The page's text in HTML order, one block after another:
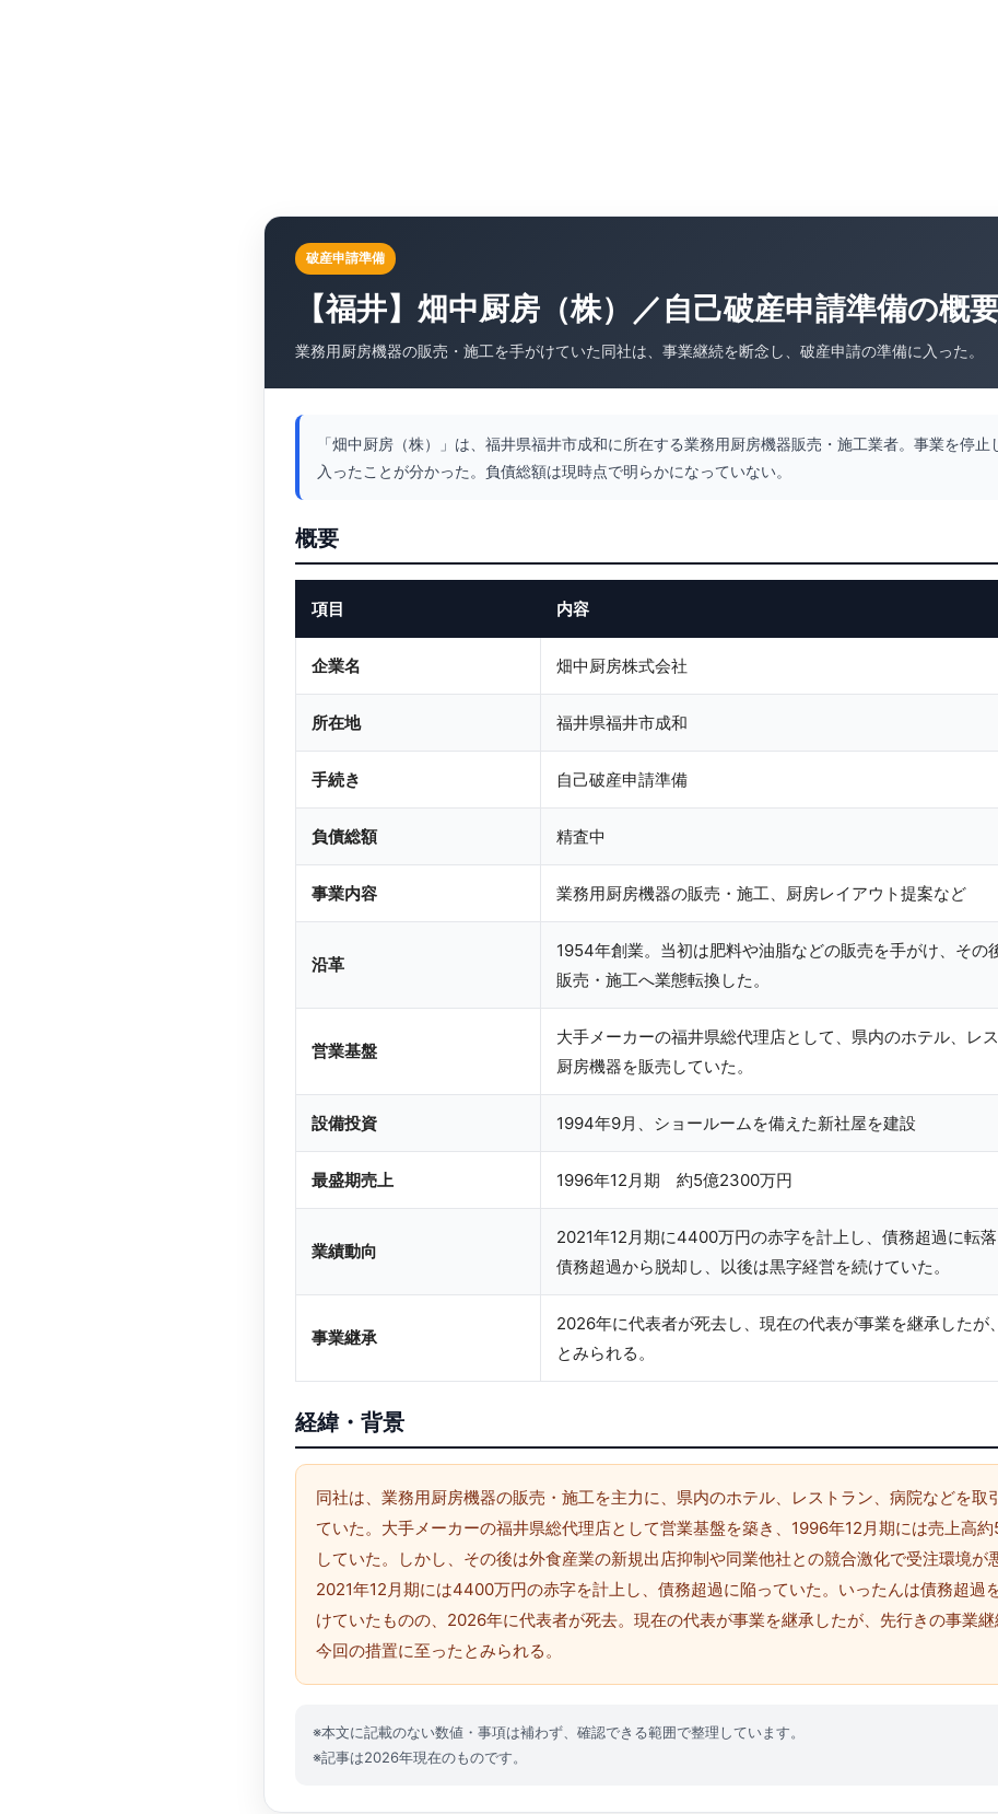
破産申請準備
【福井】畑中厨房（株）／自己破産申請準備の概
業務用厨房機器の販売・施工を手がけていた同社は、事業継続を断念し、破産申請の準備に入った。
「畑中厨房（株）」は、福井県福井市成和に所在する業務用厨房機器販売・施工業者。事業を停止
入ったことが分かった。負債総額は現時点で明らかになっていない。
概要
項目 内容
企業名 畑中厨房株式会社
所在地 福井県福井市成和
手続き 自己破産申請準備
負債総額 精査中
事業内容 業務用厨房機器の販売・施工、厨房レイアウト提案など
沿革
1954年創業。当初は肥料や油脂などの販売を手がけ、その
販売・施工へ業態転換した。
営業基盤
大手メーカーの福井県総代理店として、県内のホテル、レ
厨房機器を販売していた。
設備投資 1994年9月、ショールームを備えた新社屋を建設
最盛期売上 1996年12月期 約5億2300万円
業績動向
2021年12月期に4400万円の赤字を計上し、債務超過に転
債務超過から脱却し、以後は黒字経営を続けていた。
事業継承
2026年に代表者が死去し、現在の代表が事業を継承したが
とみられる。
経緯・背景
同社は、業務用厨房機器の販売・施工を主力に、県内のホテル、レストラン、病院などを取
ていた。大手メーカーの福井県総代理店として営業基盤を築き、1996年12月期には売上高
していた。しかし、その後は外食産業の新規出店抑制や同業他社との競合激化で受注環境が
2021年12月期には4400万円の赤字を計上し、債務超過に陥っていた。いったんは債務超過
けていたものの、2026年に代表者が死去。現在の代表が事業を継承したが、先行きの事業継
今回の措置に至ったとみられる。
※本文に記載のない数値・事項は補わず、確認できる範囲で整理しています。
※記事は2026年現在のものです。